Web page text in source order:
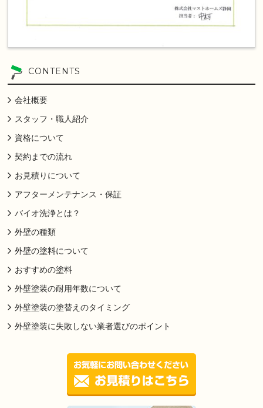
CONTENTS
会社概要
スタッフ・職人紹介
資格について
契約までの流れ
お見積りについて
アフターメンテナンス・保証
バイオ洗浄とは？
外壁の種類
外壁の塗料について
おすすめの塗料
外壁塗装の耐用年数について
外壁塗装の塗替えのタイミング
外壁塗装に失敗しない業者選びのポイント